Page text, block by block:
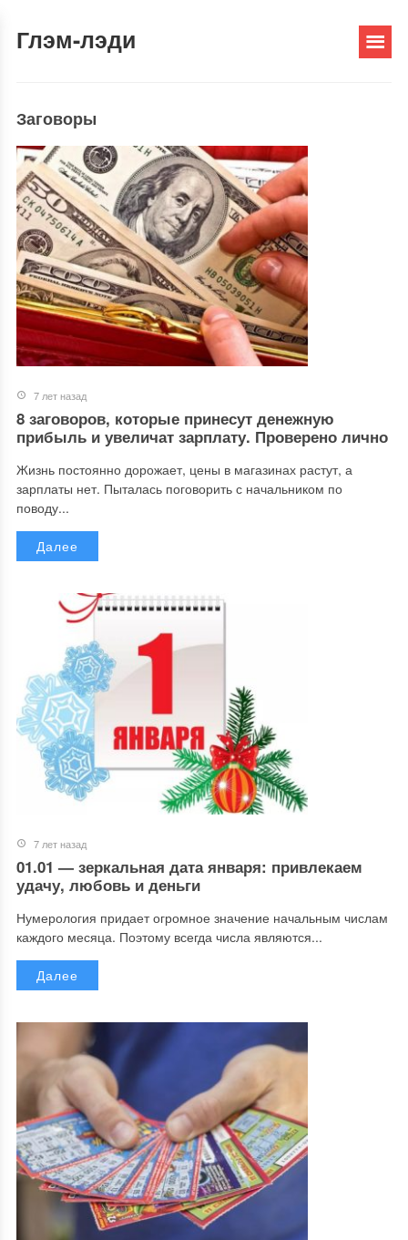
Глэм-лэди
Заговоры
7 лет назад
8 заговоров, которые принесут денежную
прибыль и увеличат зарплату. Проверено лично
Жизнь постоянно дорожает, цены в магазинах растут, а
зарплаты нет. Пыталась поговорить с начальником по
поводу...
Далее
7 лет назад
01.01 — зеркальная дата января: привлекаем
удачу, любовь и деньги
Нумерология придает огромное значение начальным числам
каждого месяца. Поэтому всегда числа являются...
Далее